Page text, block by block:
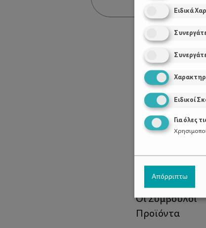
Χρήσιμοι
Τι είναι το
Οι Σύμβουλοι
Προϊόντα
Ειδικά
Ειδικοί
Για όλες
Απόρριπτω